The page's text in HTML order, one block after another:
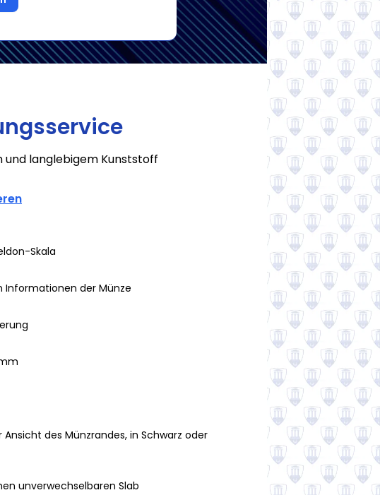
langlebigem Kunststoff
Skala
der Münze
des Münzrandes, in Schwarz oder
unverwechselbaren Slab